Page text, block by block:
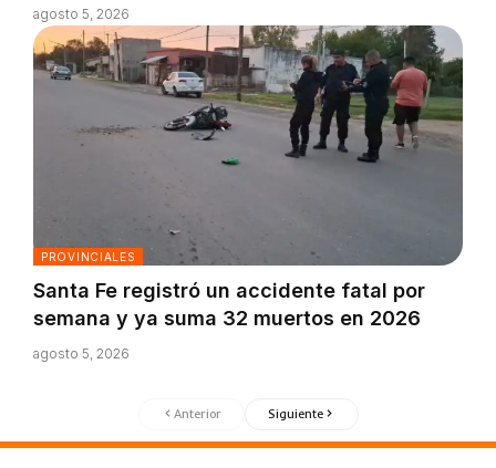
agosto 5, 2026
PROVINCIALES
Santa Fe registró un accidente fatal por
semana y ya suma 32 muertos en 2026
agosto 5, 2026
Anterior Siguiente